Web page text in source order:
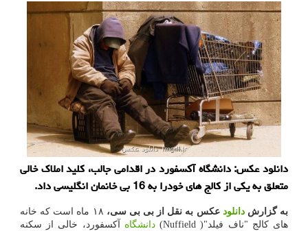
دانلود عکس: دانشگاه آکسفورد در اقدامی جالب، کلید املاک خالی
متعلق به یکی از کالج های خودرا به 16 بی خانمان انگلیسی داد.
به گزارشدانلود عکس به نقل از بی بی سی،
۱۸ ماه است که خانه
های کالج "ناف فیلد"( Nuffield)
دانشگاه آکسفورد، خالی از سکنه